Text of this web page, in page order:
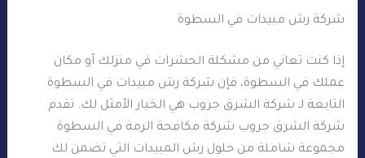
شركة رش مبيدات في السطوة
إذا كنت تعاني من مشكلة الحشرات في منزلك أو مكان
عملك في السطوة، فإن شركة رش مبيدات في السطوة
التابعة لـ شركة الشرق جروب هي الخيار الأمثل لك. تقدم
شركة الشرق جروب شركة مكافحة الرمة في السطوة
مجموعة شاملة من حلول رش المبيدات التي تضمن لك